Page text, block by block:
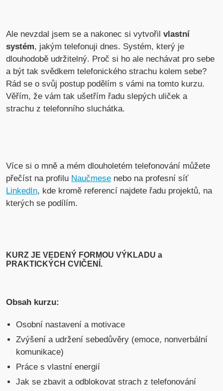
Ale nevzdal jsem se a nakonec si vytvořilvlastní
systém, jakým telefonuji dnes. Systém, který je
dlouhodobě udržitelný. Proč si ho ale nechávat pro sebe
a být tak svědkem telefonického strachu kolem sebe?
Rád se o svůj postup podělím s vámi na tomto kurzu.
Věřím, že vám tak ušetřím řadu slepých uliček a
strachu z telefonního sluchátka.
Více si o mně a mém dlouholetém telefonování můžete
přečíst na profilu Naučmese nebo na profesní síť
LinkedIn, kde kromě referencí najdete řadu projektů, na
kterých se podílím.
KURZ JE VEDENÝ FORMOU VÝKLADU a
PRAKTICKÝCH CVIČENÍ.
Obsah kurzu:
Osobní nastavení a motivace
Zvýšení a udržení sebedůvěry (emoce, nonverbální
komunikace)
Práce s vlastní energií
Jak se zbavit a odblokovat strach z telefonování